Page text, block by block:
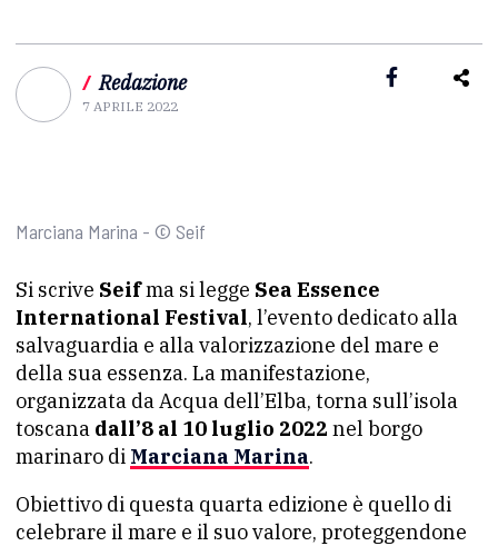
/ Redazione
7 APRILE 2022
Marciana Marina - © Seif
Si scrive Seifma si legge Sea Essence
International Festival, l’evento dedicato alla
salvaguardia e alla valorizzazione del mare e
della sua essenza. La manifestazione,
organizzata da Acqua dell’Elba, torna sull’isola
toscana dall’8 al 10 luglio 2022 nel borgo
marinaro di Marciana Marina.
Obiettivo di questa quarta edizione è quello di
celebrare il mare e il suo valore, proteggendone